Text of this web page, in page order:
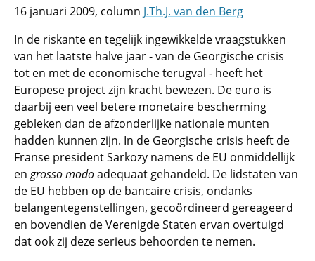
16 januari 2009
J.Th.J. van den Berg
In de riskante en tegelijk ingewikkelde vraagstukken
van het laatste halve jaar - van de Georgische crisis
tot en met de economische terugval - heeft het
Europese project zijn kracht bewezen. De euro is
daarbij een veel betere monetaire bescherming
gebleken dan de afzonderlijke nationale munten
hadden kunnen zijn. In de Georgische crisis heeft de
Franse president Sarkozy namens de EU onmiddellijk
en grosso modoadequaat gehandeld. De lidstaten van
de EU hebben op de bancaire crisis, ondanks
belangentegenstellingen, gecoördineerd gereageerd
en bovendien de Verenigde Staten ervan overtuigd
dat ook zij deze serieus behoorden te nemen.